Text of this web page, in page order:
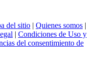
del sitio | Quienes somos |
| Condiciones de Uso y
del consentimiento de